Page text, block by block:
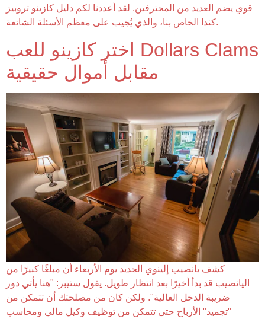
قوي يضم العديد من المحترفين. لقد أعددنا لكم دليل كازينو تروبيز
كندا الخاص بنا، والذي يُجيب على معظم الأسئلة الشائعة.
اختر كازينو للعب Dollars Clams
مقابل أموال حقيقية
كشف يانصيب إلينوي الجديد يوم الأربعاء أن مبلغًا كبيرًا من
اليانصيب قد بدأ أخيرًا بعد انتظار طويل. يقول ستيبر: "هنا يأتي دور
ضريبة الدخل العالية". ولكن كان من مصلحتك أن تتمكن من
"تجميد" الأرباح حتى تتمكن من توظيف وكيل مالي ومحاسب